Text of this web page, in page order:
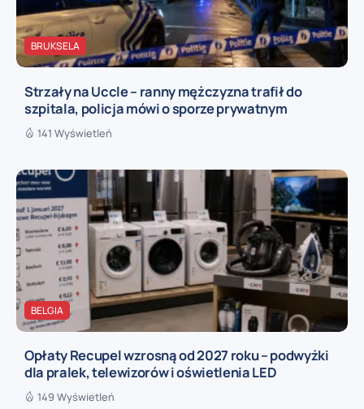
BRUKSELA
Strzały na Uccle – ranny mężczyzna trafił do
szpitala, policja mówi o sporze prywatnym
141 Wyświetleń
BELGIA
Opłaty Recupel wzrosną od 2027 roku – podwyżki
dla pralek, telewizorów i oświetlenia LED
149 Wyświetleń